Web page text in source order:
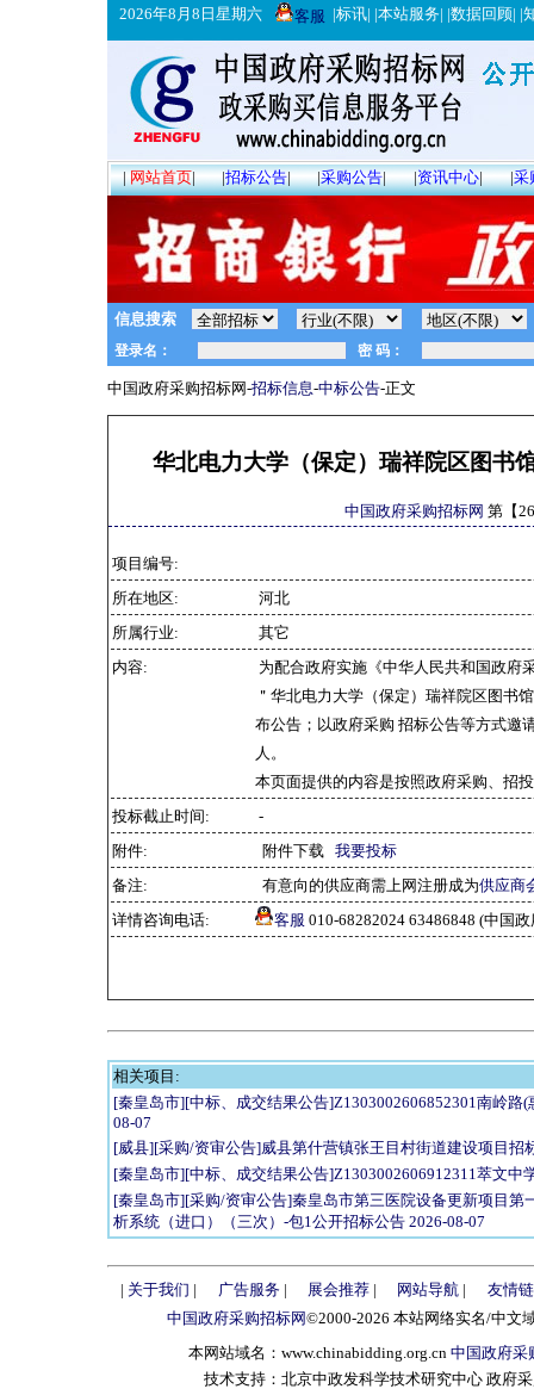
2026年8月8日星期六 客服 |标讯| |本站服务| |数据回顾| |
|网站首页| |招标公告| |采购公告| |资讯中心| |采
信息搜索
中国政府采购招标网-招标信息-中标公告-正文
华北电力大学（保定）瑞祥院区图书
中国政府采购招标网 第【
项目编号:
所在地区:
河北
所属行业:
其它
内容:
为配合政府实施《中华人民共和国政府
＂华北电力大学（保定）瑞祥院区图书
布公告；以政府采购 招标公告等方式邀
人。
本页面提供的内容是按照政府采购、招
投标截止时间:
-
附件:
附件下载 我要投标
备注:
有意向的供应商需上网注册成为供应商
详情咨询电话:
客服 010-68282024 63486848 (中国
相关项目:
[秦皇岛市][中标、成交结果公告]Z1303002606852301南岭
08-07
[威县][采购/资审公告]威县第什营镇张王目村街道建设项目招
[秦皇岛市][中标、成交结果公告]Z1303002606912311萃文中
[秦皇岛市][采购/资审公告]秦皇岛市第三医院设备更新项目
析系统（进口）（三次）-包1公开招标公告 2026-08-07
| 关于我们 | 广告服务| 展会推荐| 网站导航 |
友情
中国政府采购招标网©2000-2026 本站网络实名/中文
本网站域名：www.chinabidding.org.cn 中国政府采
技术支持：北京中政发科学技术研究中心 政府